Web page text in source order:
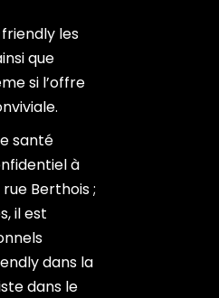
les
que
si l’offre
santé
à
Berthois ;
il est
dans la
dans le